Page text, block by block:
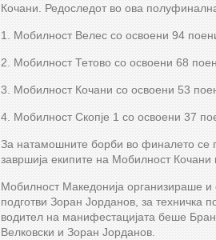
Кочани. Редоследот во ова
1. Мобилност Велес со освоени 94
2. Мобилност Тетово со освоени 68
3. Мобилност Кочани со освоени 53
4. Мобилност Скопје 1 со освоени 37
За натамошните борби во финалето се
завршија екипите на Мобилност Кочани
Мобилност Македонија организираше и
подготви Зоран Јорданов, за техничка
водител на манифестацијата беше
Велковски и Зоран Јорданов.